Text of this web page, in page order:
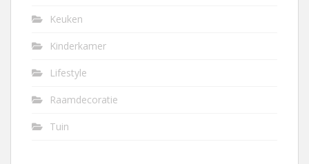
Keuken
Kinderkamer
Lifestyle
Raamdecoratie
Tuin